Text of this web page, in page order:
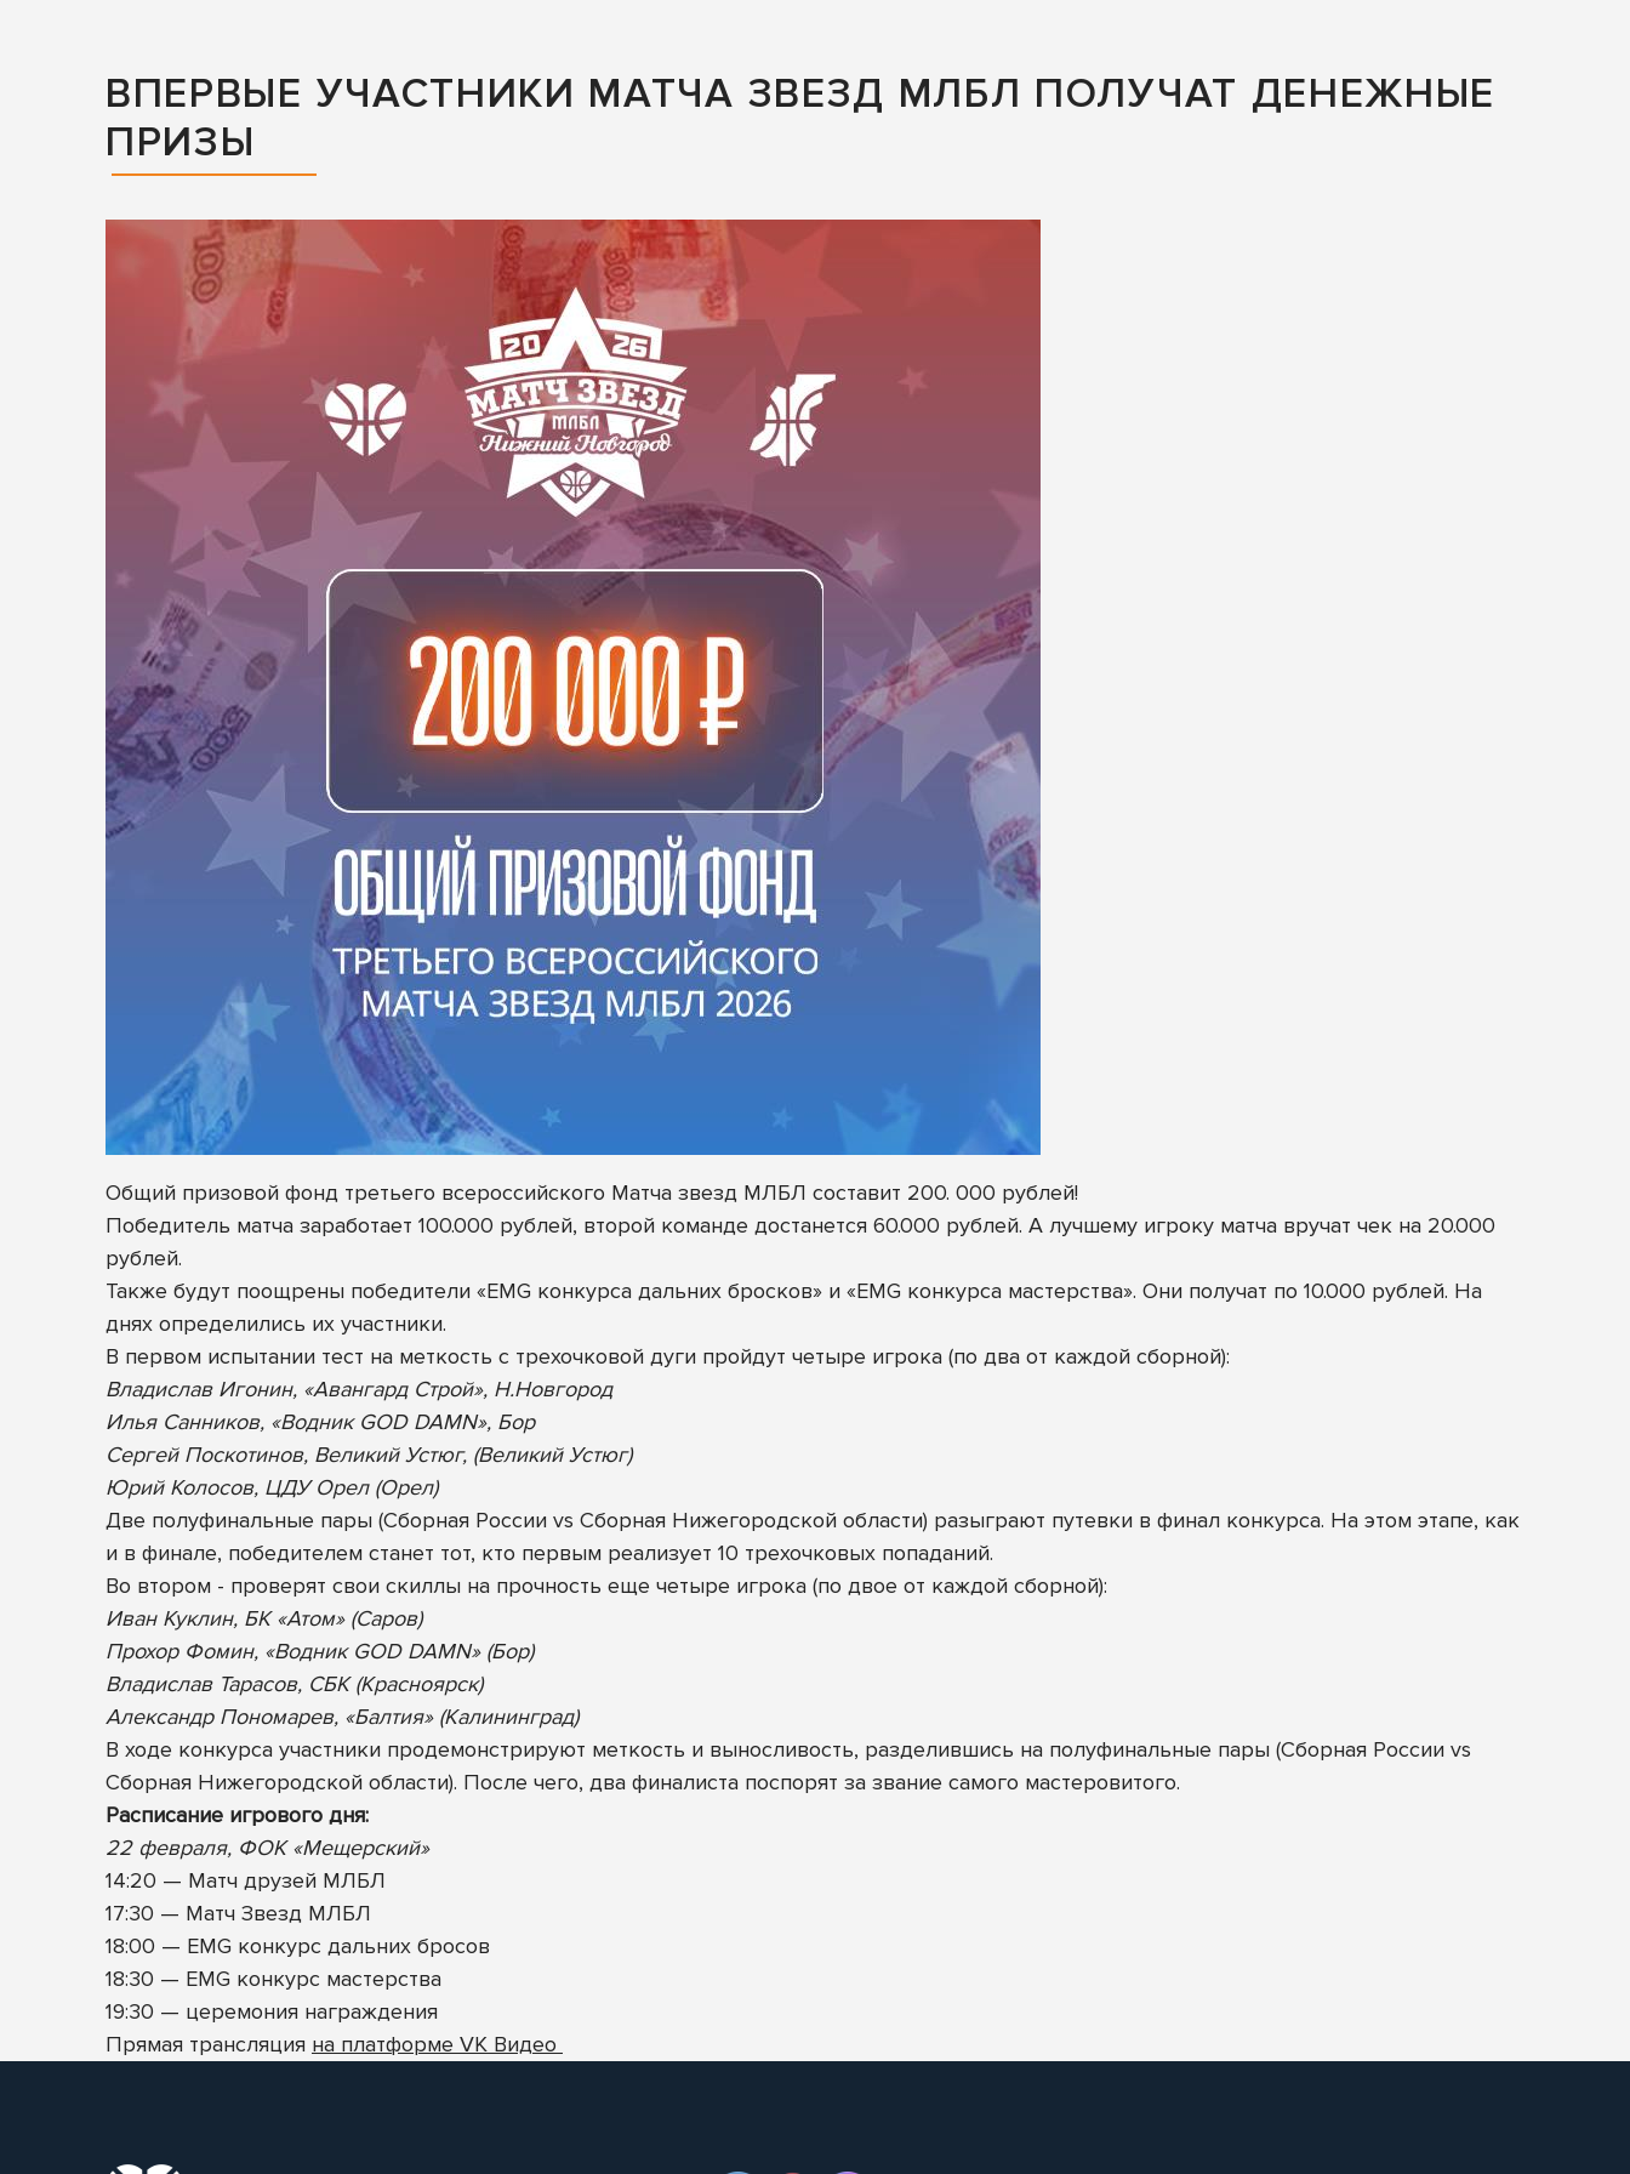
ВПЕРВЫЕ УЧАСТНИКИ МАТЧА ЗВЕЗД МЛБЛ ПОЛУЧАТ ДЕНЕЖНЫЕ
ПРИЗЫ
Общий призовой фонд третьего всероссийского Матча звезд МЛБЛ составит 200. 000 рублей!
Победитель матча заработает 100.000 рублей, второй команде достанется 60.000 рублей. А лучшему игроку матча вручат чек на 20.000
рублей.
Также будут поощрены победители «EMG конкурса дальних бросков» и «EMG конкурса мастерства». Они получат по 10.000 рублей. На
днях определились их участники.
В первом испытании тест на меткость с трехочковой дуги пройдут четыре игрока (по два от каждой сборной):
Владислав Игонин, «Авангард Строй», Н.Новгород
Илья Санников, «Водник GOD DAMN», Бор
Сергей Поскотинов, Великий Устюг, (Великий Устюг)
Юрий Колосов, ЦДУ Орел (Орел)
Две полуфинальные пары (Сборная России vs Сборная Нижегородской области) разыграют путевки в финал конкурса. На этом этапе, как
и в финале, победителем станет тот, кто первым реализует 10 трехочковых попаданий.
Во втором - проверят свои скиллы на прочность еще четыре игрока (по двое от каждой сборной):
Иван Куклин, БК «Атом» (Саров)
Прохор Фомин, «Водник GOD DAMN» (Бор)
Владислав Тарасов, СБК (Красноярск)
Александр Пономарев, «Балтия» (Калининград)
В ходе конкурса участники продемонстрируют меткость и выносливость, разделившись на полуфинальные пары (Сборная России vs
Сборная Нижегородской области). После чего, два финалиста поспорят за звание самого мастеровитого.
Расписание игрового дня:
22 февраля, ФОК «Мещерский»
14:20 — Матч друзей МЛБЛ
17:30 — Матч Звезд МЛБЛ
18:00 — EMG конкурс дальних бросов
18:30 — EMG конкурс мастерства
19:30 — церемония награждения
Прямая трансляция на платформе VK Видео